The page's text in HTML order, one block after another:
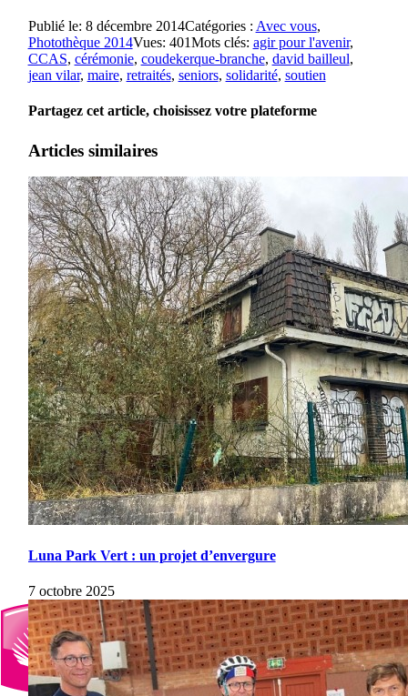
Publié le: 8 décembre 2014Catégories : Avec vous,
Photothèque 2014Vues: 401Mots clés: agir pour l'avenir,
CCAS, cérémonie, coudekerque-branche, david bailleul,
jean vilar, maire, retraités, seniors, solidarité, soutien
Partagez cet article, choisissez votre plateforme
Articles similaires
Luna Park Vert : un projet d’envergure
7 octobre 2025